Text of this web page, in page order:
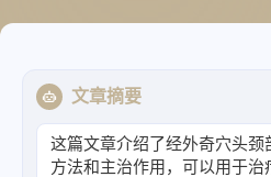
文章摘要
这篇文章介绍了经外奇穴头
方法和主治作用，可以用于治